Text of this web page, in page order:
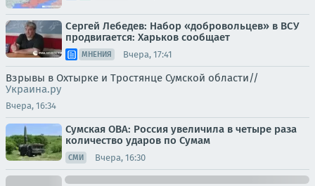
Сергей Лебедев: Набор «добровольцев» в ВСУ
продвигается: Харьков сообщает
МНЕНИЯ Вчера, 17:41
Взрывы в Охтырке и Тростянце Сумской области//
Украина.ру
Вчера, 16:34
Сумская ОВА: Россия увеличила в четыре раза
количество ударов по Сумам
СМИ Вчера, 16:30